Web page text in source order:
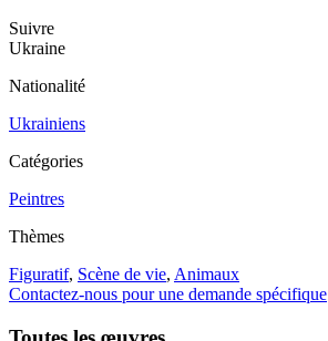
Suivre
Ukraine
Nationalité
Ukrainiens
Catégories
Peintres
Thèmes
Figuratif, Scène de vie, Animaux
Contactez-nous pour une demande spécifique